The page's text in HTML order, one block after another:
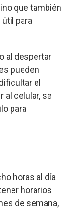
que también
para
al despertar
pueden
el
al celular, se
para
horas al día
horarios
de semana,